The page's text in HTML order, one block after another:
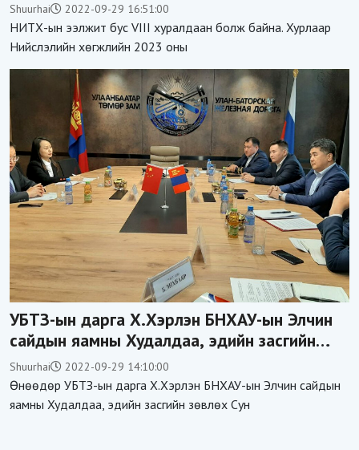
Shuurhai 2022-09-29 16:51:00
НИТХ-ын ээлжит бус VIII хуралдаан болж байна. Хурлаар
Нийслэлийн хөгжлийн 2023 оны
УБТЗ-ын дарга Х.Хэрлэн БНХАУ-ын Элчин
сайдын яамны Худалдаа, эдийн засгийн
зөвлөх Сун Сүежинийг хүлээн авч уулзлаа
Shuurhai 2022-09-29 14:10:00
Өнөөдөр УБТЗ-ын дарга Х.Хэрлэн БНХАУ-ын Элчин сайдын
яамны Худалдаа, эдийн засгийн зөвлөх Сун